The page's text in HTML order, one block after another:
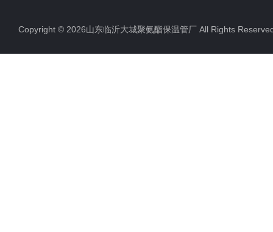
Copyright © 2026山东临沂大城聚氨酯保温管厂 All Rights